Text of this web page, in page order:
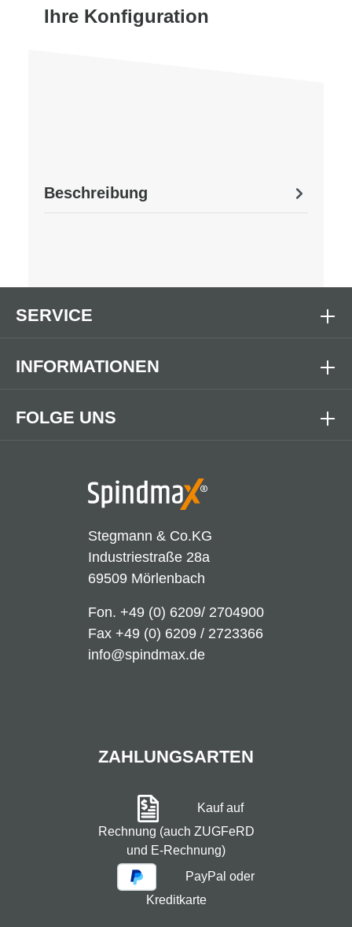
Ihre Konfiguration
Beschreibung
Stegmann & Co.KG
Industriestraße 28a
69509 Mörlenbach
Fon. +49 (0) 6209/ 2704900
Fax +49 (0) 6209 / 2723366
info@spindmax.de
FOLGE UNS
SERVICE
INFORMATIONEN
ZAHLUNGSARTEN
Kauf auf
Rechnung (auch ZUGFeRD
und E-Rechnung)
PayPal oder
Kreditkarte